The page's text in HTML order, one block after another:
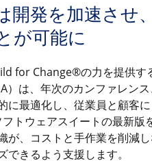
開発を加速させ
が可能に
for Change®の力を提供す
）は、年次のカンファレンス
最適化し、従業員と顧客
フトウェアスイートの最新版
、コストと手作業を削減
きるよう支援します。